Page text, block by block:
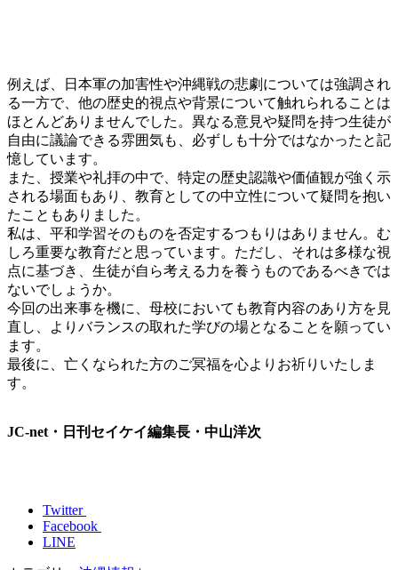
例えば、日本軍の加害性や沖縄戦の悲劇については強調され
る一方で、他の歴史的視点や背景について触れられることは
ほとんどありませんでした。異なる意見や疑問を持つ生徒が
自由に議論できる雰囲気も、必ずしも十分ではなかったと記
憶しています。
また、授業や礼拝の中で、特定の歴史認識や価値観が強く示
される場面もあり、教育としての中立性について疑問を抱い
たこともありました。
私は、平和学習そのものを否定するつもりはありません。む
しろ重要な教育だと思っています。ただし、それは多様な視
点に基づき、生徒が自ら考える力を養うものであるべきでは
ないでしょうか。
今回の出来事を機に、母校においても教育内容のあり方を見
直し、よりバランスの取れた学びの場となることを願ってい
ます。
最後に、亡くなられた方のご冥福を心よりお祈りいたしま
す。
JC-net・日刊セイケイ編集長・中山洋次
Twitter
Facebook
LINE